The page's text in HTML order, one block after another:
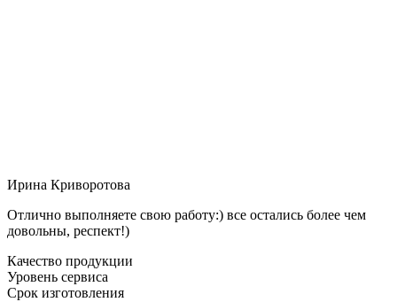
Ирина Криворотова
Отлично выполняете свою работу:) все остались более чем
довольны, респект!)
Качество продукции
Уровень сервиса
Срок изготовления